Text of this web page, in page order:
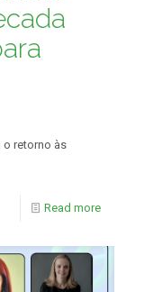
o retorno às
Read more